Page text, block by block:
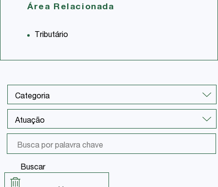
Área Relacionada
Tributário
Buscar